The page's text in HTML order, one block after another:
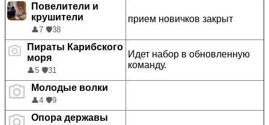
Повелители и
крушители
👤7 🛡️38
прием новичков закрыт
Пираты Карибского
моря
👤5 🛡️31
Идет набор в обновленную
команду.
Молодые волки
👤4 🛡️9
Опора державы